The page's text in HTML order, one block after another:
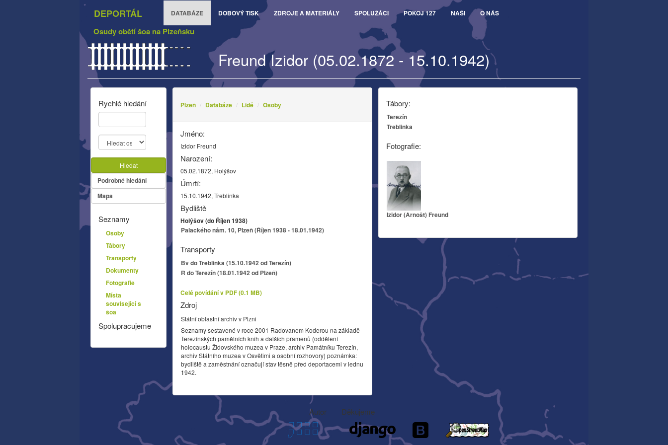
DEPORTÁL DATABÁZE DOBOVÝ TISK ZDROJE A MATERIÁLY SPOLUŽÁCI POKOJ 127 NAŠI O NÁS
Osudy obětí šoa na Plzeňsku
Freund Izidor (05.02.1872 - 15.10.1942)
Tábory:
Terezín
Treblinka
Fotografie:
Izidor (Arnošt) Freund
Plzeň Databáze Lidé Osoby
Jméno:
Izidor Freund
Narození:
05.02.1872, Holýšov
Úmrtí:
15.10.1942, Treblinka
Bydliště
Holýšov (do Říjen 1938)
Palackého nám. 10, Plzeň (Říjen 1938 - 18.01.1942)
Transporty
Bv do Treblinka (15.10.1942 od Terezín)
R do Terezín (18.01.1942 od Plzeň)
Celé povídání v PDF (0.1 MB)
Zdroj
Státní oblastní archiv v Plzni
Seznamy sestavené v roce 2001 Radovanem Koderou na základě
Terezínských pamětních knih a dalších pramenů (oddělení
holocaustu Židovského muzea v Praze, archiv Památníku Terezín,
archiv Státního muzea v Osvětimi a osobní rozhovory) poznámka:
bydliště a zaměstnání označují stav těsně před deportacemi v lednu
1942.
Rychlé hledání
Hledat
Podrobné hledání
Mapa
Seznamy
Osoby
Tábory
Transporty
Dokumenty
Fotografie
Místa
související s
šoa
Spolupracujeme
Autor Děkujeme